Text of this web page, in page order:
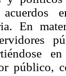
En
público,